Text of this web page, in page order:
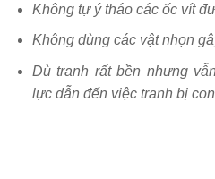
Không tự ý tháo các ốc vít
Không dùng các vật nhọn
Dù tranh rất bền nhưng
lực dẫn đến việc tranh bị